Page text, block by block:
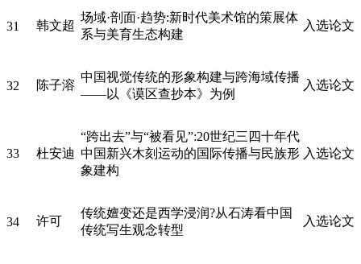
31 韩文超
场域·剖面·趋势:新时代美术馆的策展体
系与美育生态构建
入选论文
32 陈子溶
中国视觉传统的形象构建与跨海域传播
——以《谟区查抄本》为例
入选论文
33 杜安迪
“跨出去”与“被看见”:20世纪三四十年代
中国新兴木刻运动的国际传播与民族形
象建构
入选论文
34 许可
传统嬗变还是西学浸润?从石涛看中国
传统写生观念转型
入选论文